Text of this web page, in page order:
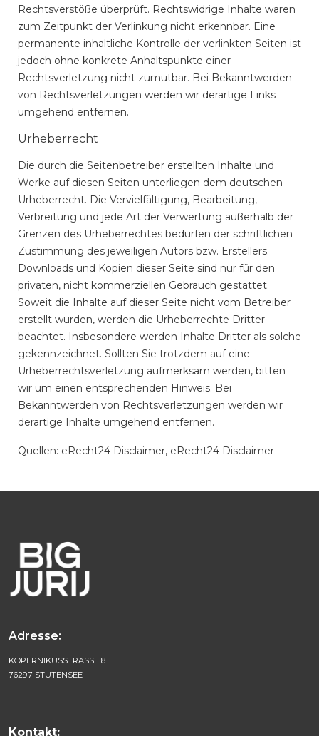
Rechtsverstöße überprüft. Rechtswidrige Inhalte waren
zum Zeitpunkt der Verlinkung nicht erkennbar. Eine
permanente inhaltliche Kontrolle der verlinkten Seiten ist
jedoch ohne konkrete Anhaltspunkte einer
Rechtsverletzung nicht zumutbar. Bei Bekanntwerden
von Rechtsverletzungen werden wir derartige Links
umgehend entfernen.
Urheberrecht
Die durch die Seitenbetreiber erstellten Inhalte und
Werke auf diesen Seiten unterliegen dem deutschen
Urheberrecht. Die Vervielfältigung, Bearbeitung,
Verbreitung und jede Art der Verwertung außerhalb der
Grenzen des Urheberrechtes bedürfen der schriftlichen
Zustimmung des jeweiligen Autors bzw. Erstellers.
Downloads und Kopien dieser Seite sind nur für den
privaten, nicht kommerziellen Gebrauch gestattet.
Soweit die Inhalte auf dieser Seite nicht vom Betreiber
erstellt wurden, werden die Urheberrechte Dritter
beachtet. Insbesondere werden Inhalte Dritter als solche
gekennzeichnet. Sollten Sie trotzdem auf eine
Urheberrechtsverletzung aufmerksam werden, bitten
wir um einen entsprechenden Hinweis. Bei
Bekanntwerden von Rechtsverletzungen werden wir
derartige Inhalte umgehend entfernen.
Quellen: eRecht24 Disclaimer, eRecht24 Disclaimer
Adresse:
KOPERNIKUSSTRASSE 8
76297 STUTENSEE
Kontakt: